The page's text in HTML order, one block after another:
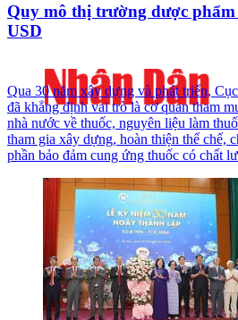
Quy mô thị trường dược
USD
Qua 30 năm xây dựng và phát triển,
đã khẳng định vai trò là cơ quan tham
nhà nước về thuốc, nguyên liệu làm
tham gia xây dựng, hoàn thiện thể chế,
phần bảo đảm cung ứng thuốc có chất